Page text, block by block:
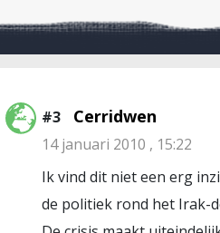
#3 Cerridwen
14 januari 2010 , 15:22
Ik vind dit niet een erg
de politiek rond het Irak-